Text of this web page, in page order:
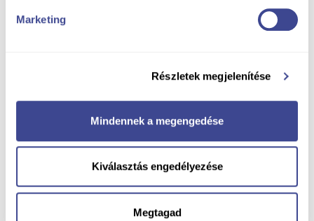
Marketing
Részletek megjelenítése
Mindennek a megengedése
Kiválasztás engedélyezése
Megtagad
Centru de congrese Balatonfüred - Proiectare și
centru de congrese adaptat celor patru anotimpuri; în
timpul realizării centrului de congrese ne-am ocupat